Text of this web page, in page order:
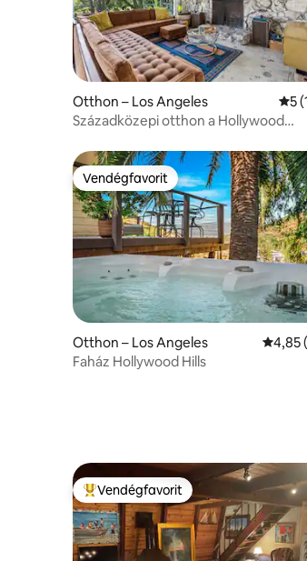
Otthon – Los Angeles
5
Századközepi otthon a Hollywood
Vendégfavorit
Vendégfavorit
Otthon – Los Angeles
4,85
Faház Hollywood Hills
Kiemelt vendégfavorit
Vendégfavorit